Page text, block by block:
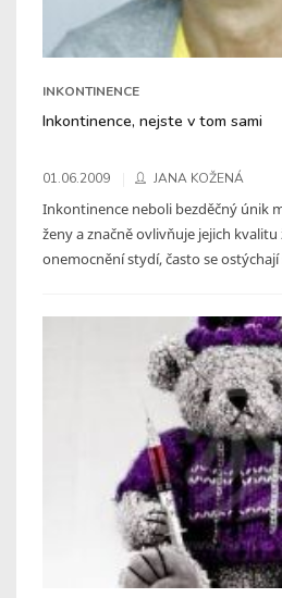
INKONTINENCE
Inkontinence, nejste v tom sami
01.06.2009 JANA KOŽENÁ
Inkontinence neboli bezděčný únik
ženy a značně ovlivňuje jejich kvalitu
onemocnění stydí, často se ostýchají